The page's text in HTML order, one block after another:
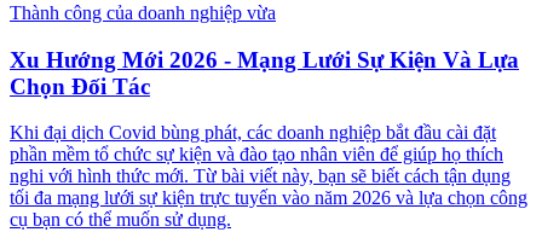
Thành công của doanh nghiệp vừa
Xu Hướng Mới 2026 - Mạng Lưới Sự Kiện Và Lựa
Chọn Đối Tác
Khi đại dịch Covid bùng phát, các doanh nghiệp bắt đầu cài đặt
phần mềm tổ chức sự kiện và đào tạo nhân viên để giúp họ thích
nghi với hình thức mới. Từ bài viết này, bạn sẽ biết cách tận dụng
tối đa mạng lưới sự kiện trực tuyến vào năm 2026 và lựa chọn công
cụ bạn có thể muốn sử dụng.